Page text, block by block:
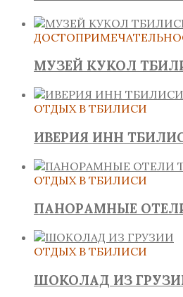
МУЗЕЙ КУКОЛ
ОТДЫХ В ТБИЛИСИ
ИВЕРИЯ ИНН
ОТДЫХ В ТБИЛИСИ
ПАНОРАМНЫЕ
ОТДЫХ В ТБИЛИСИ
ШОКОЛАД ИЗ